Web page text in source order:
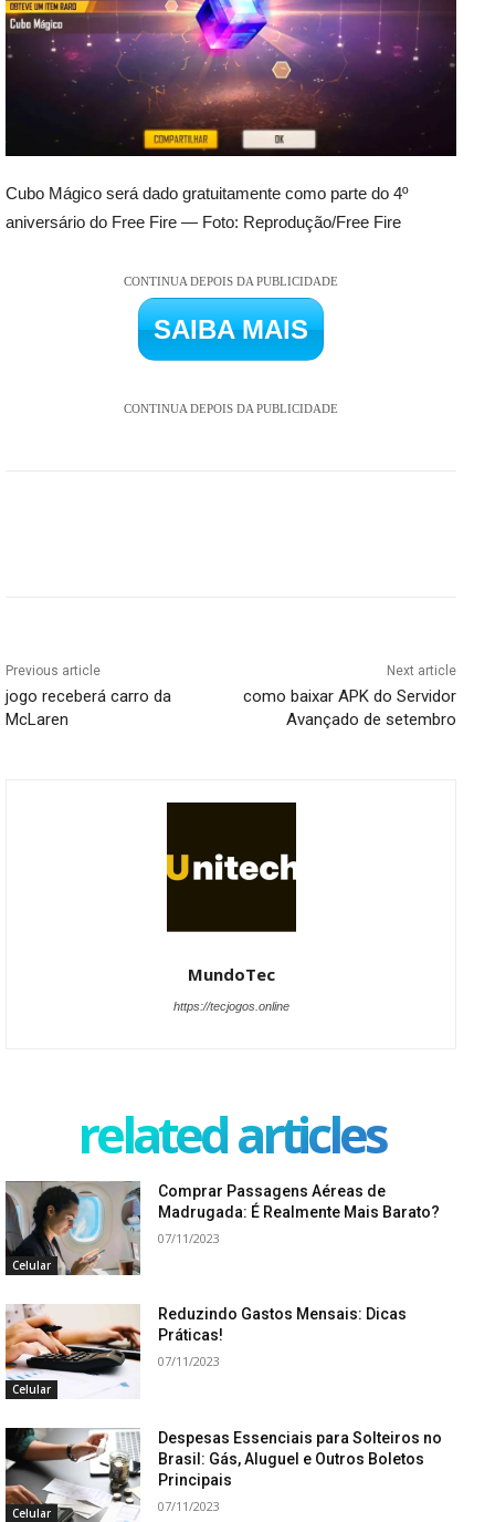
Cubo Mágico será dado gratuitamente como parte do 4º
aniversário do Free Fire — Foto: Reprodução/Free Fire
CONTINUA DEPOIS DA PUBLICIDADE
SAIBA MAIS
CONTINUA DEPOIS DA PUBLICIDADE
Previous article
jogo receberá carro da
McLaren
Next article
como baixar APK do Servidor
Avançado de setembro
MundoTec
https://tecjogos.online
related articles
Celular
Comprar Passagens Aéreas de
Madrugada: É Realmente Mais Barato?
07/11/2023
Celular
Reduzindo Gastos Mensais: Dicas
Práticas!
07/11/2023
Celular
Despesas Essenciais para Solteiros no
Brasil: Gás, Aluguel e Outros Boletos
Principais
07/11/2023